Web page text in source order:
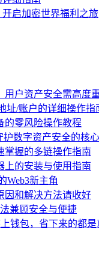
启加密世界福利之旅
用户资产安全需高度
址/账户的详细操作指
的零风险操作教程
护数字资产安全的核
掌握的多链操作指南
上的安装与使用指南
Web3新主角
因和解决方法请收好
兼顾安全与便捷
钱包，省下来的都是